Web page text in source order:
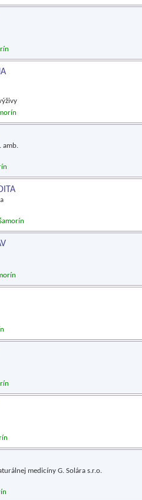
amb.
medicíny G. Solára s.r.o.